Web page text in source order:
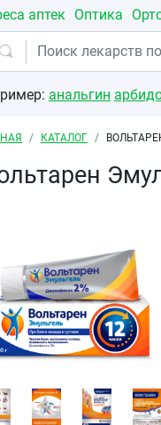
аптек Оптика
анальгин
навигации
КАТАЛОГ